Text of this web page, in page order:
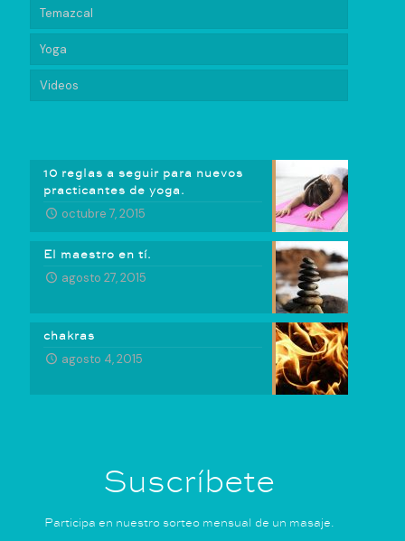
Temazcal
Yoga
Videos
10 reglas a seguir para nuevos
practicantes de yoga.
octubre 7, 2015
El maestro en tí.
agosto 27, 2015
chakras
agosto 4, 2015
Suscríbete
Participa en nuestro sorteo mensual de un masaje.